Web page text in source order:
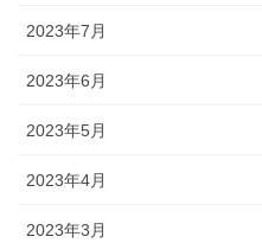
2023年7月
2023年6月
2023年5月
2023年4月
2023年3月